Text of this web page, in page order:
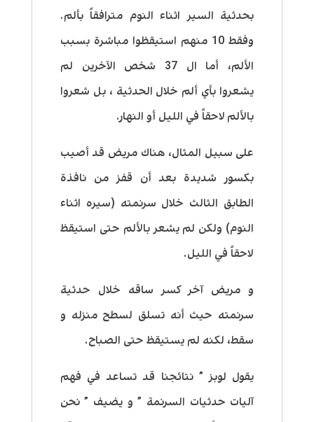
بحدثية السير اثناء النوم مترافقاً بألم.
وفقط 10 منهم استيقظوا مباشرة بسبب
الألم، أما ال 37 شخص الآخرين لم
يشعروا بأي ألم خلال الحدثية ، بل شعروا
بالألم لاحقاً في الليل أو النهار.
على سبيل المثال، هناك مريض قد أصيب
بكسور شديدة بعد أن قفز من نافذة
الطابق الثالث خلال سرنمته (سيره اثناء
النوم) ولكن لم يشعر بالألم حتى استيقظ
لاحقاً في الليل.
و مريض آخر كسر ساقه خلال حدثية
سرنمته حيث أنه تسلق لسطح منزله و
سقط، لكنه لم يستيقظ حتى الصباح.
يقول لوبز ” نتائجنا قد تساعد في فهم
آليات حدثيات السرنمة ” و يضيف ” نحن